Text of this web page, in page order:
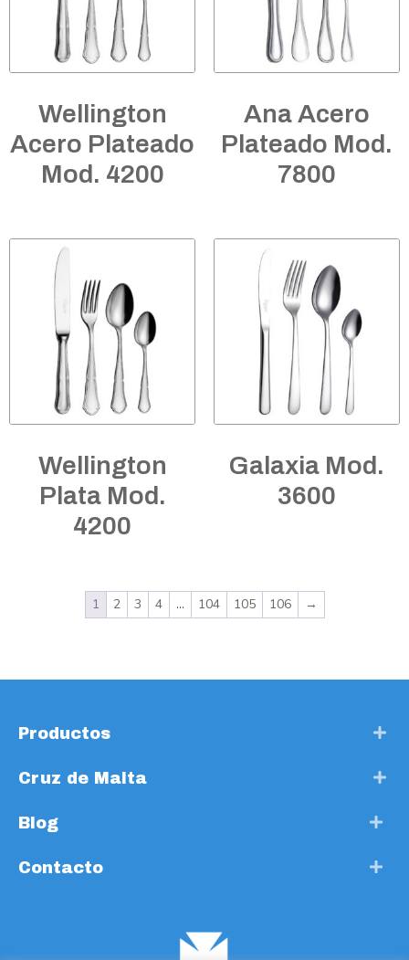
Wellington
Acero Plateado
Mod. 4200
Ana Acero
Plateado Mod.
7800
Wellington
Plata Mod.
4200
Galaxia Mod.
3600
1 2 3 4 … 104 105 106 →
Productos
Cruz de Malta
Blog
Contacto